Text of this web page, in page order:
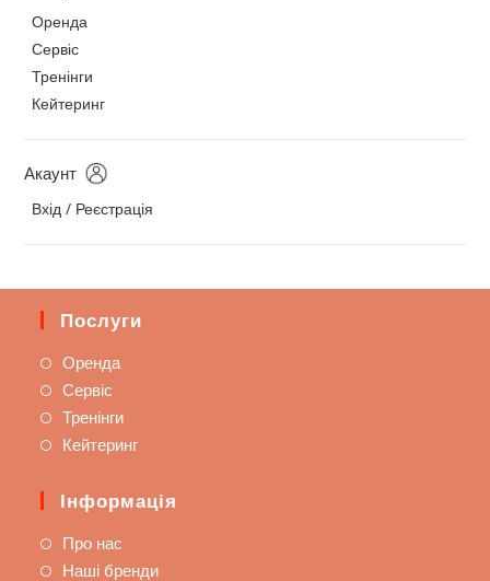
Оренда
Сервіс
Тренінги
Кейтеринг
Акаунт
Вхід / Реєстрація
Послуги
Оренда
Сервіс
Тренінги
Кейтеринг
Інформація
Про нас
Наші бренди